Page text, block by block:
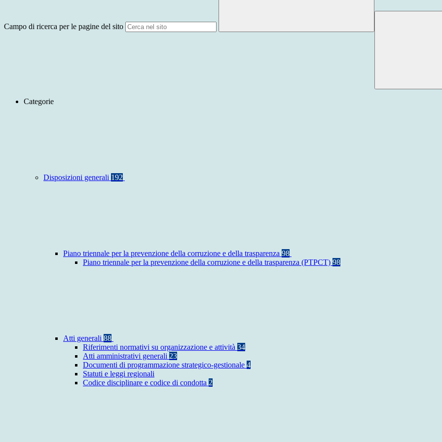
Campo di ricerca per le pagine del sito
Categorie
Disposizioni generali 192
Piano triennale per la prevenzione della corruzione e della trasparenza 98
Piano triennale per la prevenzione della corruzione e della trasparenza (PTPCT) 98
Atti generali 88
Riferimenti normativi su organizzazione e attività 34
Atti amministrativi generali 23
Documenti di programmazione strategico-gestionale 4
Statuti e leggi regionali
Codice disciplinare e codice di condotta 2